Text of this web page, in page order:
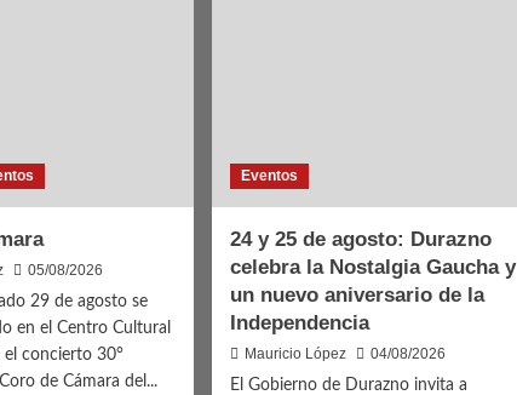
05/08/2026
29 de agosto se
en el Centro Cultural
el concierto 30°
de Cámara del...
Eventos
24 y 25 de agosto: Durazno
celebra la Nostalgia Gaucha y
un nuevo aniversario de la
Independencia
Mauricio López
04/08/2026
El Gobierno de Durazno invita a